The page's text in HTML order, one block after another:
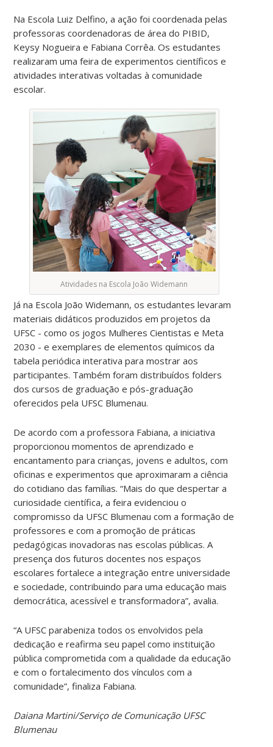
Na Escola Luiz Delfino, a ação foi coordenada pelas
professoras coordenadoras de área do PIBID,
Keysy Nogueira e Fabiana Corrêa. Os estudantes
realizaram uma feira de experimentos científicos e
atividades interativas voltadas à comunidade
escolar.
Atividades na Escola João Widemann
Já na Escola João Widemann, os estudantes levaram
materiais didáticos produzidos em projetos da
UFSC - como os jogos Mulheres Cientistas e Meta
2030 - e exemplares de elementos químicos da
tabela periódica interativa para mostrar aos
participantes. Também foram distribuídos folders
dos cursos de graduação e pós-graduação
oferecidos pela UFSC Blumenau.
De acordo com a professora Fabiana, a iniciativa
proporcionou momentos de aprendizado e
encantamento para crianças, jovens e adultos, com
oficinas e experimentos que aproximaram a ciência
do cotidiano das famílias. “Mais do que despertar a
curiosidade científica, a feira evidenciou o
compromisso da UFSC Blumenau com a formação de
professores e com a promoção de práticas
pedagógicas inovadoras nas escolas públicas. A
presença dos futuros docentes nos espaços
escolares fortalece a integração entre universidade
e sociedade, contribuindo para uma educação mais
democrática, acessível e transformadora”, avalia.
“A UFSC parabeniza todos os envolvidos pela
dedicação e reafirma seu papel como instituição
pública comprometida com a qualidade da educação
e com o fortalecimento dos vínculos com a
comunidade”, finaliza Fabiana.
Daiana Martini/Serviço de Comunicação UFSC
Blumenau